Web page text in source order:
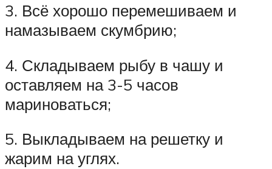
3. Всё хорошо перемешиваем и
намазываем скумбрию;
4. Складываем рыбу в чашу и
оставляем на 3-5 часов
мариноваться;
5. Выкладываем на решетку и
жарим на углях.